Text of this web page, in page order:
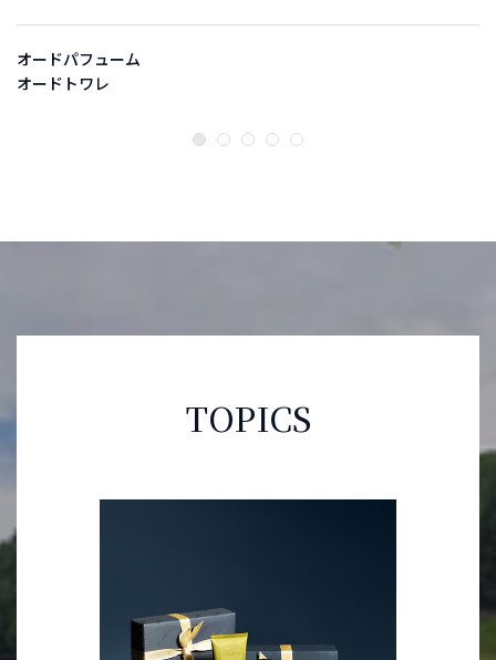
オードパフューム
オードトワレ
TOPICS